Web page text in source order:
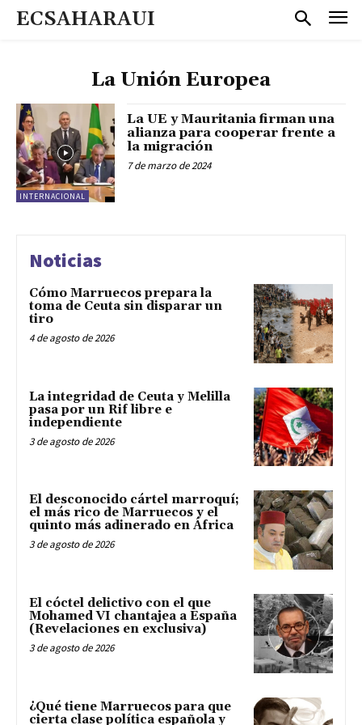
ECSAHARAUI
La Unión Europea
INTERNACIONAL
La UE y Mauritania firman una
alianza para cooperar frente a
la migración
7 de marzo de 2024
Noticias
Cómo Marruecos prepara la
toma de Ceuta sin disparar un
tiro
4 de agosto de 2026
La integridad de Ceuta y Melilla
pasa por un Rif libre e
independiente
3 de agosto de 2026
El desconocido cártel marroquí;
el más rico de Marruecos y el
quinto más adinerado en África
3 de agosto de 2026
El cóctel delictivo con el que
Mohamed VI chantajea a España
(Revelaciones en exclusiva)
3 de agosto de 2026
¿Qué tiene Marruecos para que
cierta clase política española y